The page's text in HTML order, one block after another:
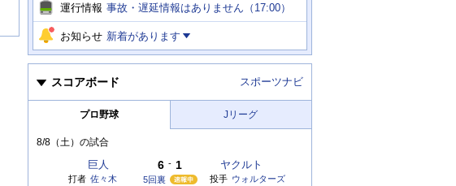
運行情報 事故・遅延情報はありません（17:00）
お知らせ 新着があります
スコアボード スポーツナビ
プロ野球 Jリーグ
8/8（土） の試合
巨人 ヤクルト
5回裏
6 - 1
打者 佐々木 投手 ウォルターズ